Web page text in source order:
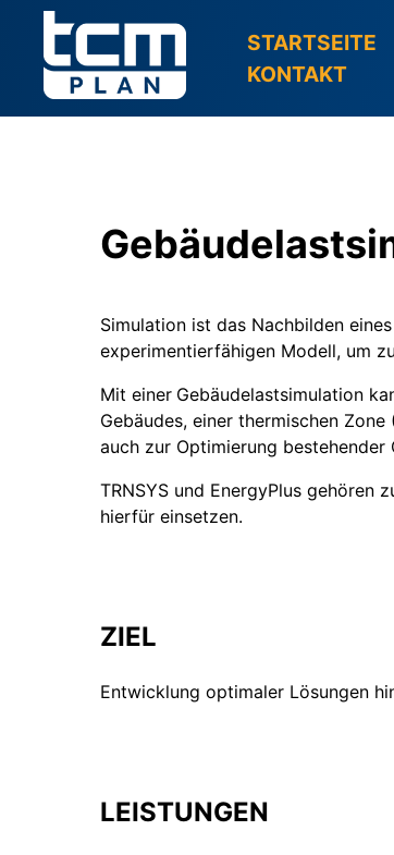
STARTSEITE
KONTAKT
Simulation ist das Nachbilden
experimentierfähigen Modell, um
Mit einer Gebäudelastsimulation
Gebäudes, einer thermischen
auch zur Optimierung bestehender
TRNSYS und EnergyPlus gehören
hierfür einsetzen.
ZIEL
Entwicklung optimaler Lösungen
LEISTUNGEN